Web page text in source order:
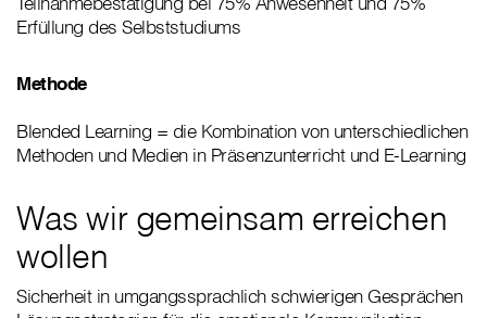
Erfüllung des Selbststudiums
Methode
Blended Learning = die Kombination von unterschiedlichen
Methoden und Medien in Präsenzunterricht und E-Learning
Was wir gemeinsam erreichen
wollen
Sicherheit in umgangssprachlich schwierigen Gesprächen